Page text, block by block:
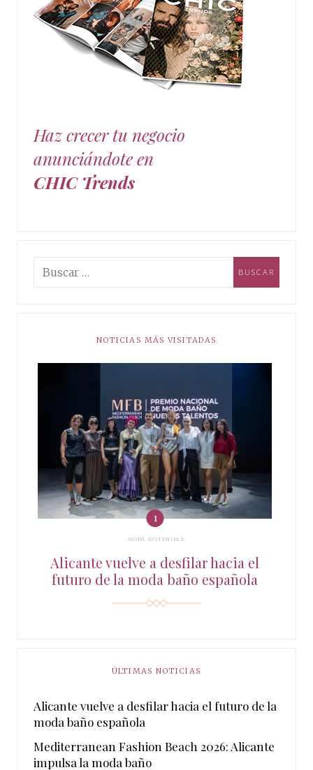
Haz crecer tu negocio
anunciándote en
CHIC Trends
NOTICIAS MÁS VISITADAS
MODA SOSTENIBLE
Alicante vuelve a desfilar hacia el
futuro de la moda baño española
ÚLTIMAS NOTICIAS
Alicante vuelve a desfilar hacia el futuro de la
moda baño española
Mediterranean Fashion Beach 2026: Alicante
impulsa la moda baño